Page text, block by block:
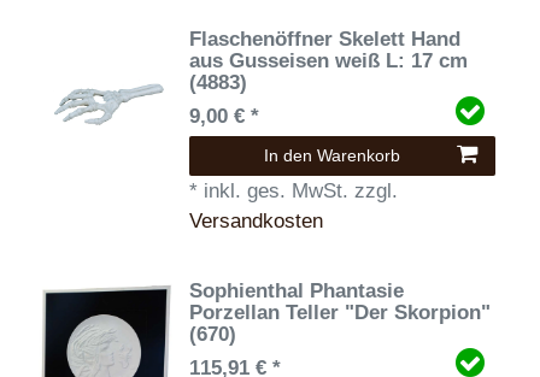
Flaschenöffner Skelett Hand
aus Gusseisen weiß L: 17 cm
(4883)
9,00 € *
In den Warenkorb
* inkl. ges. MwSt. zzgl.
Versandkosten
Sophienthal Phantasie
Porzellan Teller "Der Skorpion"
(670)
115,91 € *